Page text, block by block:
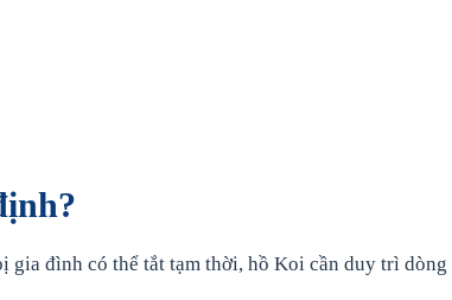
gia đình có thể tắt tạm thời, hồ Koi cần duy trì dòng